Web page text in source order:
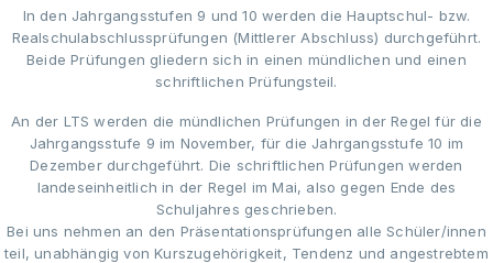
In den Jahrgangsstufen 9 und 10 werden die Hauptschul- bzw.
Realschulabschlussprüfungen (Mittlerer Abschluss) durchgeführt.
Beide Prüfungen gliedern sich in einen mündlichen und einen
schriftlichen Prüfungsteil.
An der LTS werden die mündlichen Prüfungen in der Regel für die
Jahrgangsstufe 9 im November, für die Jahrgangsstufe 10 im
Dezember durchgeführt. Die schriftlichen Prüfungen werden
landeseinheitlich in der Regel im Mai, also gegen Ende des
Schuljahres geschrieben.
Bei uns nehmen an den Präsentationsprüfungen alle Schüler/innen
teil, unabhängig von Kurszugehörigkeit, Tendenz und angestrebtem